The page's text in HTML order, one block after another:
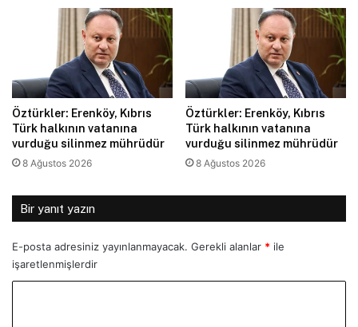
Öztürkler: Erenköy, Kıbrıs
Türk halkının vatanına
vurduğu silinmez mührüdür
8 Ağustos 2026
Öztürkler: Erenköy, Kıbrıs
Türk halkının vatanına
vurduğu silinmez mührüdür
8 Ağustos 2026
Bir yanıt yazın
E-posta adresiniz yayınlanmayacak. Gerekli alanlar * ile
işaretlenmişlerdir